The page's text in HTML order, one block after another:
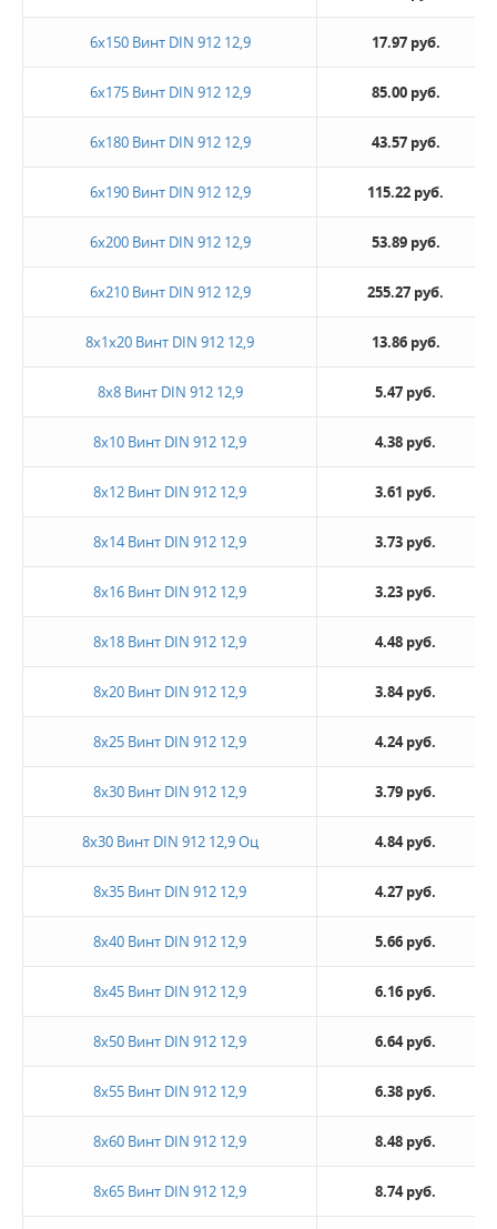
6х150 Винт DIN 912 12,9 17.97 руб.
6х175 Винт DIN 912 12,9 85.00 руб.
6х180 Винт DIN 912 12,9 43.57 руб.
6х190 Винт DIN 912 12,9 115.22 руб.
6х200 Винт DIN 912 12,9 53.89 руб.
6х210 Винт DIN 912 12,9 255.27 руб.
8х1х20 Винт DIN 912 12,9 13.86 руб.
8х8 Винт DIN 912 12,9 5.47 руб.
8х10 Винт DIN 912 12,9 4.38 руб.
8х12 Винт DIN 912 12,9 3.61 руб.
8х14 Винт DIN 912 12,9 3.73 руб.
8х16 Винт DIN 912 12,9 3.23 руб.
8х18 Винт DIN 912 12,9 4.48 руб.
8х20 Винт DIN 912 12,9 3.84 руб.
8х25 Винт DIN 912 12,9 4.24 руб.
8х30 Винт DIN 912 12,9 3.79 руб.
8х30 Винт DIN 912 12,9 Оц 4.84 руб.
8х35 Винт DIN 912 12,9 4.27 руб.
8х40 Винт DIN 912 12,9 5.66 руб.
8х45 Винт DIN 912 12,9 6.16 руб.
8х50 Винт DIN 912 12,9 6.64 руб.
8х55 Винт DIN 912 12,9 6.38 руб.
8х60 Винт DIN 912 12,9 8.48 руб.
8х65 Винт DIN 912 12,9 8.74 руб.